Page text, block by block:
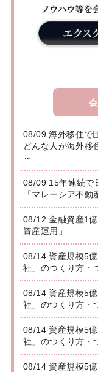
08/09 海外移住で
どんな人が海外移
～
08/09 15年連続で
「マレーシア不動
08/12 金融資産1
資産運用」
08/14 資産規模5
社」のつくり方・
08/14 資産規模5
社」のつくり方・
08/14 資産規模5
社」のつくり方・
08/14 資産規模5